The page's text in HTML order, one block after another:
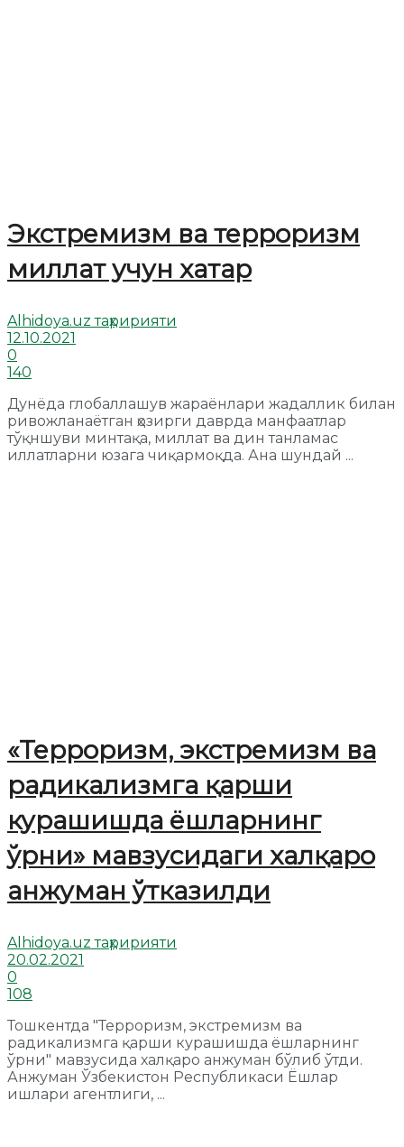
Экстремизм ва терроризм
миллат учун хатар
Alhidoya.uz таҳририяти
12.10.2021
0
140
Дунёда глобаллашув жараёнлари жадаллик билан
ривожланаётган ҳозирги даврда манфаатлар
тўқншуви минтақа, миллат ва дин танламас
иллатларни юзага чиқармоқда. Ана шундай ...
«Терроризм, экстремизм ва
радикализмга қарши
курашишда ёшларнинг
ўрни» мавзусидаги халқаро
анжуман ўтказилди
Alhidoya.uz таҳририяти
20.02.2021
0
108
Тошкентда "Терроризм, экстремизм ва
радикализмга қарши курашишда ёшларнинг
ўрни" мавзусида халқаро анжуман бўлиб ўтди.
Анжуман Ўзбекистон Республикаси Ёшлар
ишлари агентлиги, ...